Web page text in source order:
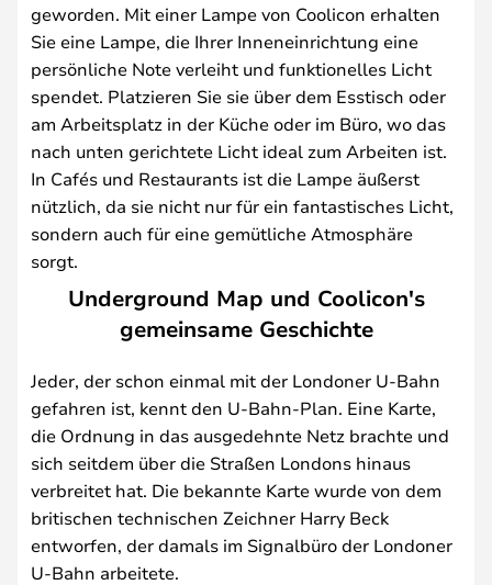
geworden. Mit einer Lampe von Coolicon erhalten
Sie eine Lampe, die Ihrer Inneneinrichtung eine
persönliche Note verleiht und funktionelles Licht
spendet. Platzieren Sie sie über dem Esstisch oder
am Arbeitsplatz in der Küche oder im Büro, wo das
nach unten gerichtete Licht ideal zum Arbeiten ist.
In Cafés und Restaurants ist die Lampe äußerst
nützlich, da sie nicht nur für ein fantastisches Licht,
sondern auch für eine gemütliche Atmosphäre
sorgt.
Underground Map und Coolicon's
gemeinsame Geschichte
Jeder, der schon einmal mit der Londoner U-Bahn
gefahren ist, kennt den U-Bahn-Plan. Eine Karte,
die Ordnung in das ausgedehnte Netz brachte und
sich seitdem über die Straßen Londons hinaus
verbreitet hat. Die bekannte Karte wurde von dem
britischen technischen Zeichner Harry Beck
entworfen, der damals im Signalbüro der Londoner
U-Bahn arbeitete.